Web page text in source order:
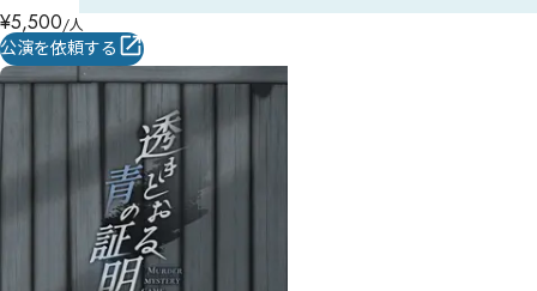
¥5,500/人
公演を依頼する